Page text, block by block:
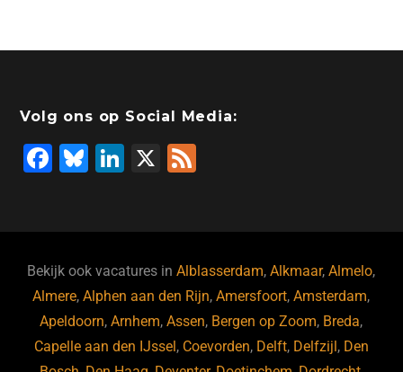
Volg ons op Social Media:
F
b
o
o
k
Bl
ky
Li
dI
n
X
Bekijk ook vacatures inAlblasserdam,Alkmaar,Almelo,
Almere,Alphen aan den Rijn,Amersfoort,Amsterdam,
Apeldoorn,Arnhem,Assen, Bergen op Zoom, Breda,
Capelle aan den IJssel, Coevorden, Delft, Delfzijl, Den